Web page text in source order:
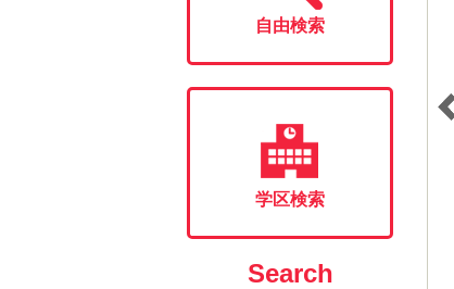
自由検索
学区検索
Search